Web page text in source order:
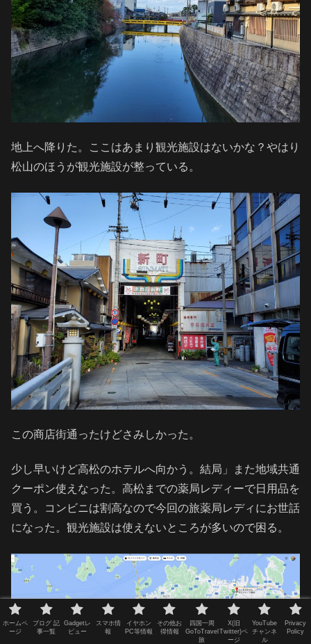
地上へ降りた。ここはあまり観光施設はないかな？やはり
松山のほうが観光施設が整っている。
この商店街通ったけどさみしかった。
少し早いけど高松のホテルへ向かう。結局」また地域共通
クーポン使えなった。高松までの薬局レディーで日用品を
買う。コンビニは割高なので今回の旅薬局レディにお世話
になった。観光施設は使えないところが多いので困る。
ホームペ
ージ
ブログ 記
事一覧
Gadgetレ
ビュー
スマホ情
報
イヤホン
PC等情報
その他お
得情報
四国一周
GoToTravel
旅
X(旧
Twitter)ペ
ージ
YouTube
チャンネ
ル
Privacy
Policy